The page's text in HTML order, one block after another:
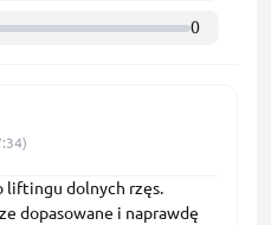
0
liftingu dolnych rzęs.
dopasowane i naprawdę